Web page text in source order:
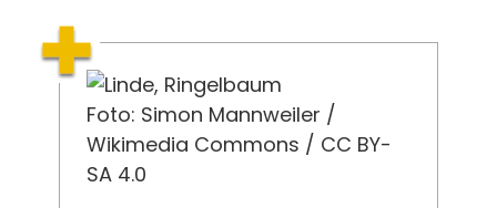
Foto: Simon Mannweiler /
Wikimedia Commons / CC BY-
SA 4.0